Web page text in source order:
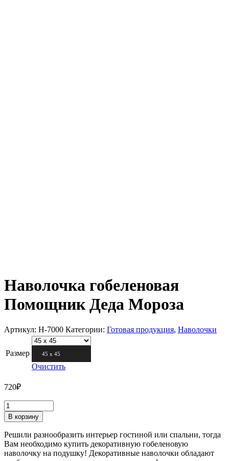
Наволочка гобеленовая
Помощник Деда Мороза
Артикул: Н-7000 Категории: Готовая продукция, Наволочки
Размер 45 х 45
Очистить
720₽
В корзину
Решили разнообразить интерьер гостиной или спальни, тогда
Вам необходимо купить декоративную гобеленовую
наволочку на подушку! Декоративные наволочки обладают